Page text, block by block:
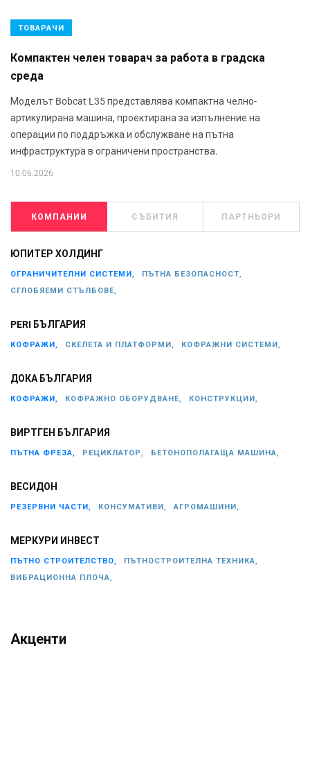
ТОВАРАЧИ
Компактен челен товарач за работа в градска
среда
Моделът Bobcat L35 представлява компактна челно-
артикулирана машина, проектирана за изпълнение на
операции по поддръжка и обслужване на пътна
инфраструктура в ограничени пространства.
10.06.2026
КОМПАНИИ СЪБИТИЯ ПАРТНЬОРИ
ЮПИТЕР ХОЛДИНГ
ОГРАНИЧИТЕЛНИ СИСТЕМИ,
ПЪТНА БЕЗОПАСНОСТ,
СГЛОБЯЕМИ СТЪЛБОВЕ,
PERI БЪЛГАРИЯ
КОФРАЖИ, СКЕЛЕТА И ПЛАТФОРМИ, КОФРАЖНИ СИСТЕМИ,
ДОКА БЪЛГАРИЯ
КОФРАЖИ, КОФРАЖНО ОБОРУДВАНЕ, КОНСТРУКЦИИ,
ВИРТГЕН БЪЛГАРИЯ
ПЪТНА ФРЕЗА, РЕЦИКЛАТОР, БЕТОНОПОЛАГАЩА МАШИНА,
ВЕСИДОН
РЕЗЕРВНИ ЧАСТИ, КОНСУМАТИВИ, АГРОМАШИНИ,
МЕРКУРИ ИНВЕСТ
ПЪТНО СТРОИТЕЛСТВО,
ПЪТНОСТРОИТЕЛНА ТЕХНИКА,
ВИБРАЦИОННА ПЛОЧА,
Акценти